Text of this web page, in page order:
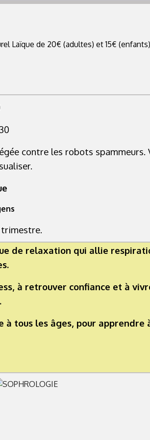
Laïque de 20€ (adultes) et 15€
contre les robots spammeurs.
trimestre.
de relaxation qui allie
à retrouver confiance et à
tous les âges, pour apprendre